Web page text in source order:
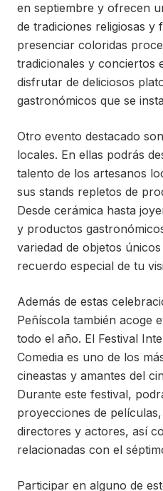
en septiembre y ofrecen
de tradiciones religiosas y
presenciar coloridas
tradicionales y conciertos
disfrutar de deliciosos
gastronómicos que se
Otro evento destacado
locales. En ellas podrás
talento de los artesanos
sus stands repletos de
Desde cerámica hasta
y productos
variedad de objetos
recuerdo especial de tu
Además de estas
Peñíscola también acoge
todo el año. El Festival
Comedia es uno de los
cineastas y amantes del
Durante este festival,
proyecciones de
directores y actores, así
relacionadas con el
Participar en alguno de